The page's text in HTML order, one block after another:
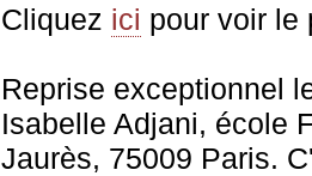
Cliquez ici pour voir le
Reprise exceptionnel
Isabelle Adjani, école
Jaurès, 75009 Paris.